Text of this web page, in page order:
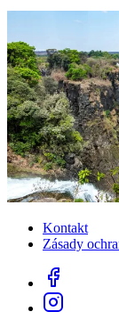
Kontakt
Zásady